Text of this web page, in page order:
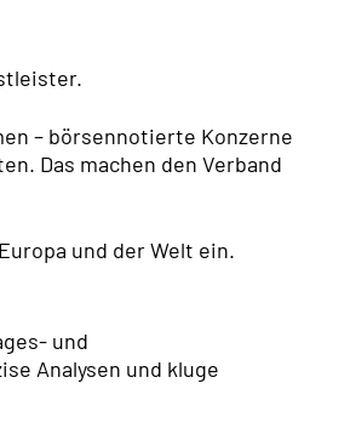
– börsennotierte Konzerne
Das machen den Verband
und der Welt ein.
und
Analysen und kluge